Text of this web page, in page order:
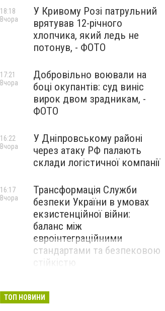
У Кривому Розі патрульний
врятував 12-річного
хлопчика, який ледь не
потонув, - ФОТО
18:18
Вчора
Добровільно воювали на
боці окупантів: суд виніс
вирок двом зрадникам, -
ФОТО
17:21
Вчора
У Дніпровському районі
через атаку РФ палають
склади логістичної компанії
16:22
Вчора
Трансформація Служби
безпеки України в умовах
екзистенційної війни:
баланс між
євроінтеграційними
стандартами та безпековою
стійкістю
16:17
Вчора
ТОП НОВИНИ